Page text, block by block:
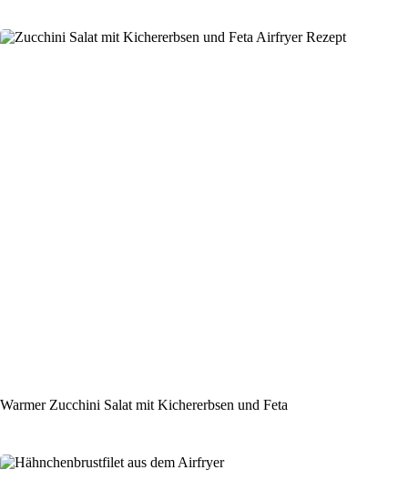
Warmer Zucchini Salat mit Kichererbsen und Feta